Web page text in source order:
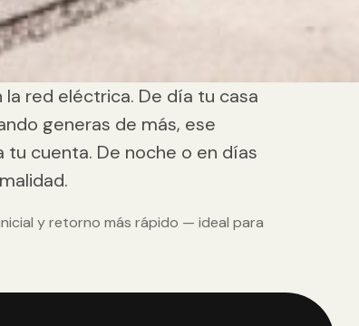
red eléctrica. De día tu casa
generas de más, ese
cuenta. De noche o en días
y retorno más rápido — ideal para